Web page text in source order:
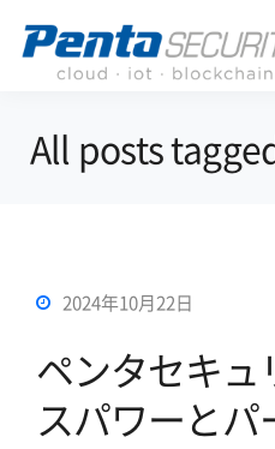
All posts
2024年10月22日
ペンタセキュ
スパワーとパ